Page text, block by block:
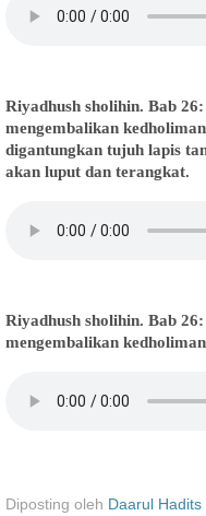
Riyadhush sholihin. Bab
mengembalikan
digantungkan tujuh lapis
akan luput dan terangkat.
Riyadhush sholihin. Bab
mengembalikan
Diposting oleh Daarul Hadits